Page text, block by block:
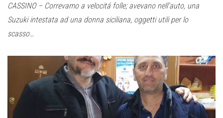
CASSINO – Correvamo a velocitá folle; avevano nell’auto, una
Suzuki intestata ad una donna siciliana, oggetti utili per lo
scasso…